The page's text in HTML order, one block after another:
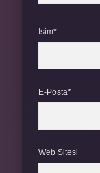
İsim*
E-Posta*
Web Sitesi